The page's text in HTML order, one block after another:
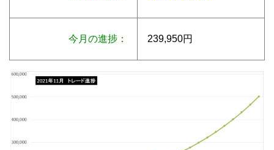
今月の進捗： 239,950円